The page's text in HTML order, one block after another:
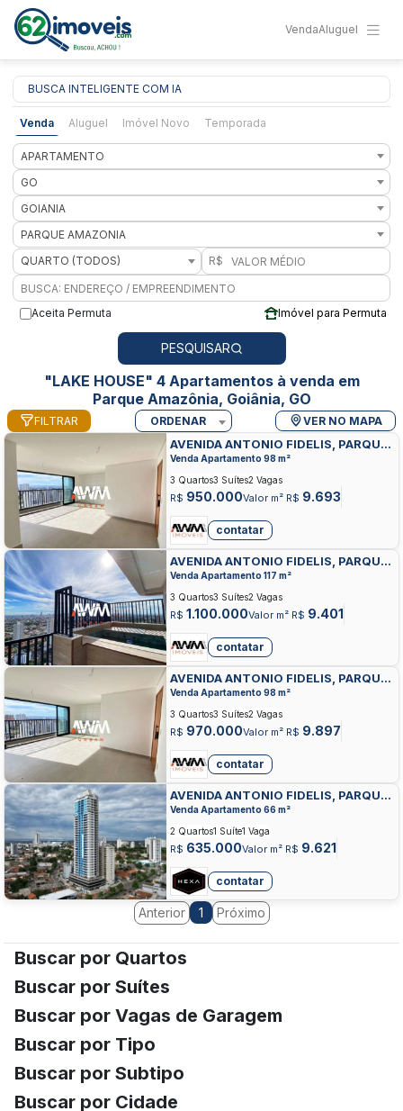
VendaAluguel
BUSCA INTELIGENTE COM IA
Venda Aluguel Imóvel Novo Temporada
APARTAMENTO
GO
GOIANIA
PARQUE AMAZONIA
QUARTO (TODOS)
R$
Aceita Permuta Imóvel para Permuta
PESQUISAR
"LAKE HOUSE" 4 Apartamentos à venda em
Parque Amazônia, Goiânia, GO
FILTRAR ORDENAR VER NO MAPA
AVENIDA ANTONIO FIDELIS, PARQUE
AMAZONIA, GOIANIA
Venda Apartamento 98 m²
R$ 950.000Valor m² R$ 9.693
3 Quartos3 Suítes2 Vagas
contatar
AVENIDA ANTONIO FIDELIS, PARQUE
AMAZONIA, GOIANIA
Venda Apartamento 117 m²
R$ 1.100.000Valor m² R$ 9.401
3 Quartos3 Suítes2 Vagas
contatar
AVENIDA ANTONIO FIDELIS, PARQUE
AMAZONIA, GOIANIA
Venda Apartamento 98 m²
R$ 970.000Valor m² R$ 9.897
3 Quartos3 Suítes2 Vagas
contatar
AVENIDA ANTONIO FIDELIS, PARQUE
AMAZONIA, GOIANIA
Venda Apartamento 66 m²
R$ 635.000Valor m² R$ 9.621
2 Quartos1 Suíte1 Vaga
contatar
Anterior 1 Próximo
Buscar por Quartos
Buscar por Suítes
Buscar por Vagas de Garagem
Buscar por Tipo
Buscar por Subtipo
Buscar por Cidade